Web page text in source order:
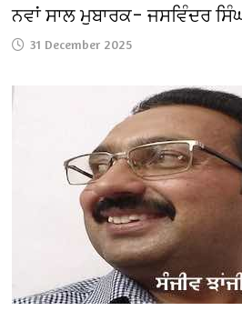
ਨਵਾਂ ਸਾਲ ਮੁਬਾਰਕ– ਜਸਵਿੰਦਰ
31 December 2025